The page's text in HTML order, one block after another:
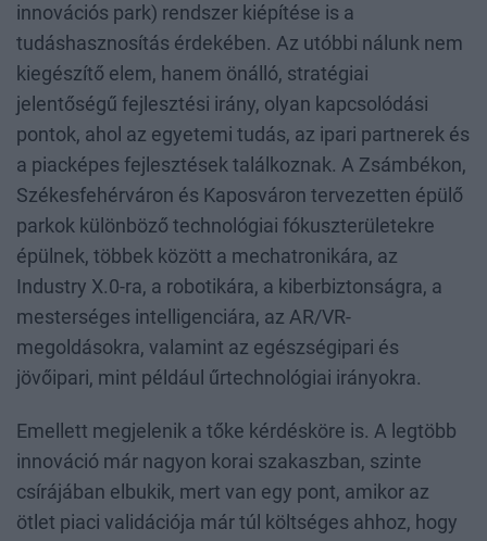
innovációs park) rendszer kiépítése is a
tudáshasznosítás érdekében. Az utóbbi nálunk nem
kiegészítő elem, hanem önálló, stratégiai
jelentőségű fejlesztési irány, olyan kapcsolódási
pontok, ahol az egyetemi tudás, az ipari partnerek és
a piacképes fejlesztések találkoznak. A Zsámbékon,
Székesfehérváron és Kaposváron tervezetten épülő
parkok különböző technológiai fókuszterületekre
épülnek, többek között a mechatronikára, az
Industry X.0-ra, a robotikára, a kiberbiztonságra, a
mesterséges intelligenciára, az AR/VR-
megoldásokra, valamint az egészségipari és
jövőipari, mint például űrtechnológiai irányokra.
Emellett megjelenik a tőke kérdésköre is. A legtöbb
innováció már nagyon korai szakaszban, szinte
csírájában elbukik, mert van egy pont, amikor az
ötlet piaci validációja már túl költséges ahhoz, hogy